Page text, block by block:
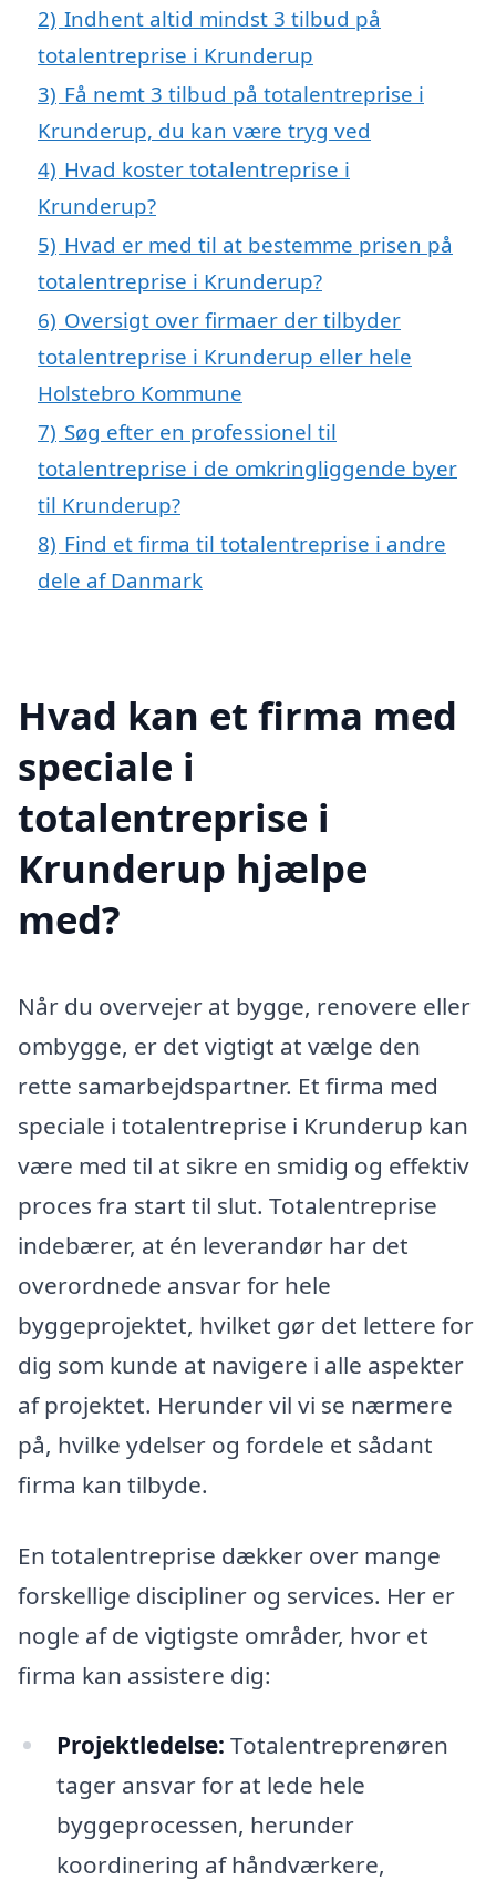
2) Indhent altid mindst 3 tilbud på
totalentreprise i Krunderup
3) Få nemt 3 tilbud på totalentreprise i
Krunderup, du kan være tryg ved
4) Hvad koster totalentreprise i
Krunderup?
5) Hvad er med til at bestemme prisen på
totalentreprise i Krunderup?
6) Oversigt over firmaer der tilbyder
totalentreprise i Krunderup eller hele
Holstebro Kommune
7) Søg efter en professionel til
totalentreprise i de omkringliggende byer
til Krunderup?
8) Find et firma til totalentreprise i andre
dele af Danmark
Hvad kan et firma med
speciale i
totalentreprise i
Krunderup hjælpe
med?
Når du overvejer at bygge, renovere eller
ombygge, er det vigtigt at vælge den
rette samarbejdspartner. Et firma med
speciale i totalentreprise i Krunderup kan
være med til at sikre en smidig og effektiv
proces fra start til slut. Totalentreprise
indebærer, at én leverandør har det
overordnede ansvar for hele
byggeprojektet, hvilket gør det lettere for
dig som kunde at navigere i alle aspekter
af projektet. Herunder vil vi se nærmere
på, hvilke ydelser og fordele et sådant
firma kan tilbyde.
En totalentreprise dækker over mange
forskellige discipliner og services. Her er
nogle af de vigtigste områder, hvor et
firma kan assistere dig:
Projektledelse: Totalentreprenøren
tager ansvar for at lede hele
byggeprocessen, herunder
koordinering af håndværkere,